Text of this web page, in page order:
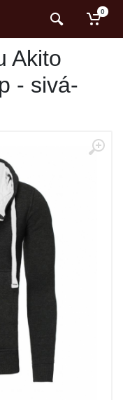
0
Akito
- sivá-